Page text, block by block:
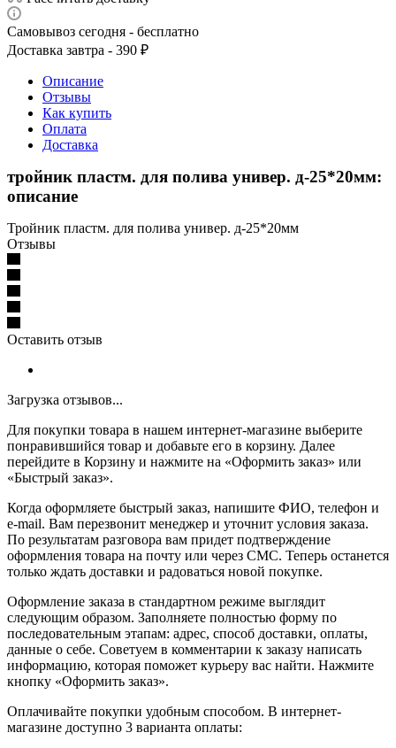
Самовывоз сегодня - бесплатно
Доставка завтра - 390 ₽
Описание
Отзывы
Как купить
Оплата
Доставка
тройник пластм. для полива универ. д-25*20мм:
описание
Тройник пластм. для полива универ. д-25*20мм
Отзывы
Оставить отзыв
Загрузка отзывов...
Для покупки товара в нашем интернет-магазине выберите
понравившийся товар и добавьте его в корзину. Далее
перейдите в Корзину и нажмите на «Оформить заказ» или
«Быстрый заказ».
Когда оформляете быстрый заказ, напишите ФИО, телефон и
e-mail. Вам перезвонит менеджер и уточнит условия заказа.
По результатам разговора вам придет подтверждение
оформления товара на почту или через СМС. Теперь останется
только ждать доставки и радоваться новой покупке.
Оформление заказа в стандартном режиме выглядит
следующим образом. Заполняете полностью форму по
последовательным этапам: адрес, способ доставки, оплаты,
данные о себе. Советуем в комментарии к заказу написать
информацию, которая поможет курьеру вас найти. Нажмите
кнопку «Оформить заказ».
Оплачивайте покупки удобным способом. В интернет-
магазине доступно 3 варианта оплаты: